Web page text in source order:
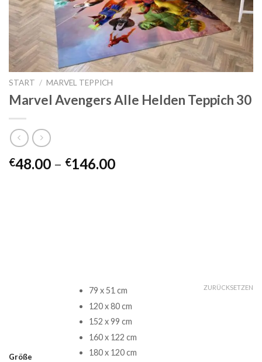
START / MARVEL TEPPICH
Marvel Avengers Alle Helden Teppich 30
€48.00 – €146.00Preisspanne:
Größe
79 x 51 cm
120 x 80 cm
152 x 99 cm
160 x 122 cm
180 x 120 cm
ZURÜCKSETZEN